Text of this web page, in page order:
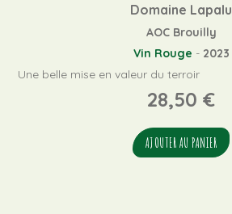
Domaine Lapalu
AOC Brouilly
Vin Rouge - 2023
Une belle mise en valeur du terroir
28,50 €
AJOUTER AU PANIER